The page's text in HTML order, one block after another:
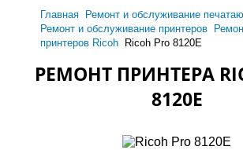
Главная
Ремонт и обслуживание
Ремонт и обслуживание принтеров
принтеров Ricoh
Ricoh Pro 8120E
РЕМОНТ ПРИНТЕРА
8120E